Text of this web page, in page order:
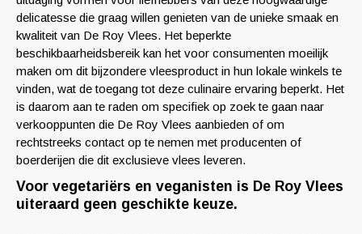
delicatesse die graag willen genieten van de unieke smaak en
kwaliteit van De Roy Vlees. Het beperkte
beschikbaarheidsbereik kan het voor consumenten moeilijk
maken om dit bijzondere vleesproduct in hun lokale winkels te
vinden, wat de toegang tot deze culinaire ervaring beperkt. Het
is daarom aan te raden om specifiek op zoek te gaan naar
verkooppunten die De Roy Vlees aanbieden of om
rechtstreeks contact op te nemen met producenten of
boerderijen die dit exclusieve vlees leveren.
Voor vegetariërs en veganisten is De Roy Vlees
uiteraard geen geschikte keuze.